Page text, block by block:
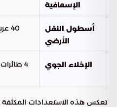
الإسعافية
أسطول النقل
الأرضي
40
الإخلاء الجوي
4
تعكس هذه الاستعدادات المكثفة